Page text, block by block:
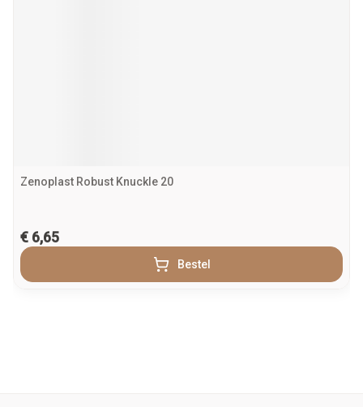
Zenoplast Robust Knuckle 20
€ 6,65
Bestel